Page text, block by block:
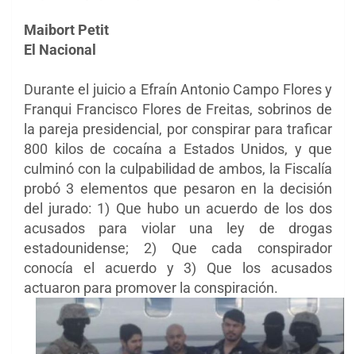
Maibort Petit
El Nacional
Durante el juicio a Efraín Antonio Campo Flores y
Franqui Francisco Flores de Freitas, sobrinos de
la pareja presidencial, por conspirar para traficar
800 kilos de cocaína a Estados Unidos, y que
culminó con la culpabilidad de ambos, la Fiscalía
probó 3 elementos que pesaron en la decisión
del jurado: 1) Que hubo un acuerdo de los dos
acusados para violar una ley de drogas
estadounidense; 2) Que cada conspirador
conocía el acuerdo y 3) Que los acusados
actuaron para promover la conspiración.